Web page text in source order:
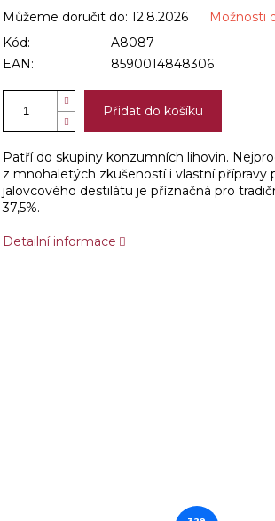
Můžeme doručit do: 12.8.2026
Možnosti
Kód:
A8087
EAN:
8590014848306
Přidat do košíku
Patří do skupiny konzumních lihovin.
z mnohaletých zkušeností i vlastní přípravy
jalovcového destilátu je příznačná pro
37,5%.
Detailní informace